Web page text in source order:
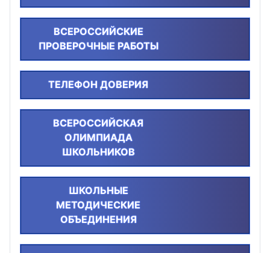
ВСЕРОССИЙСКИЕ
ПРОВЕРОЧНЫЕ РАБОТЫ
ТЕЛЕФОН ДОВЕРИЯ
ВСЕРОССИЙСКАЯ
ОЛИМПИАДА
ШКОЛЬНИКОВ
ШКОЛЬНЫЕ
МЕТОДИЧЕСКИЕ
ОБЪЕДИНЕНИЯ